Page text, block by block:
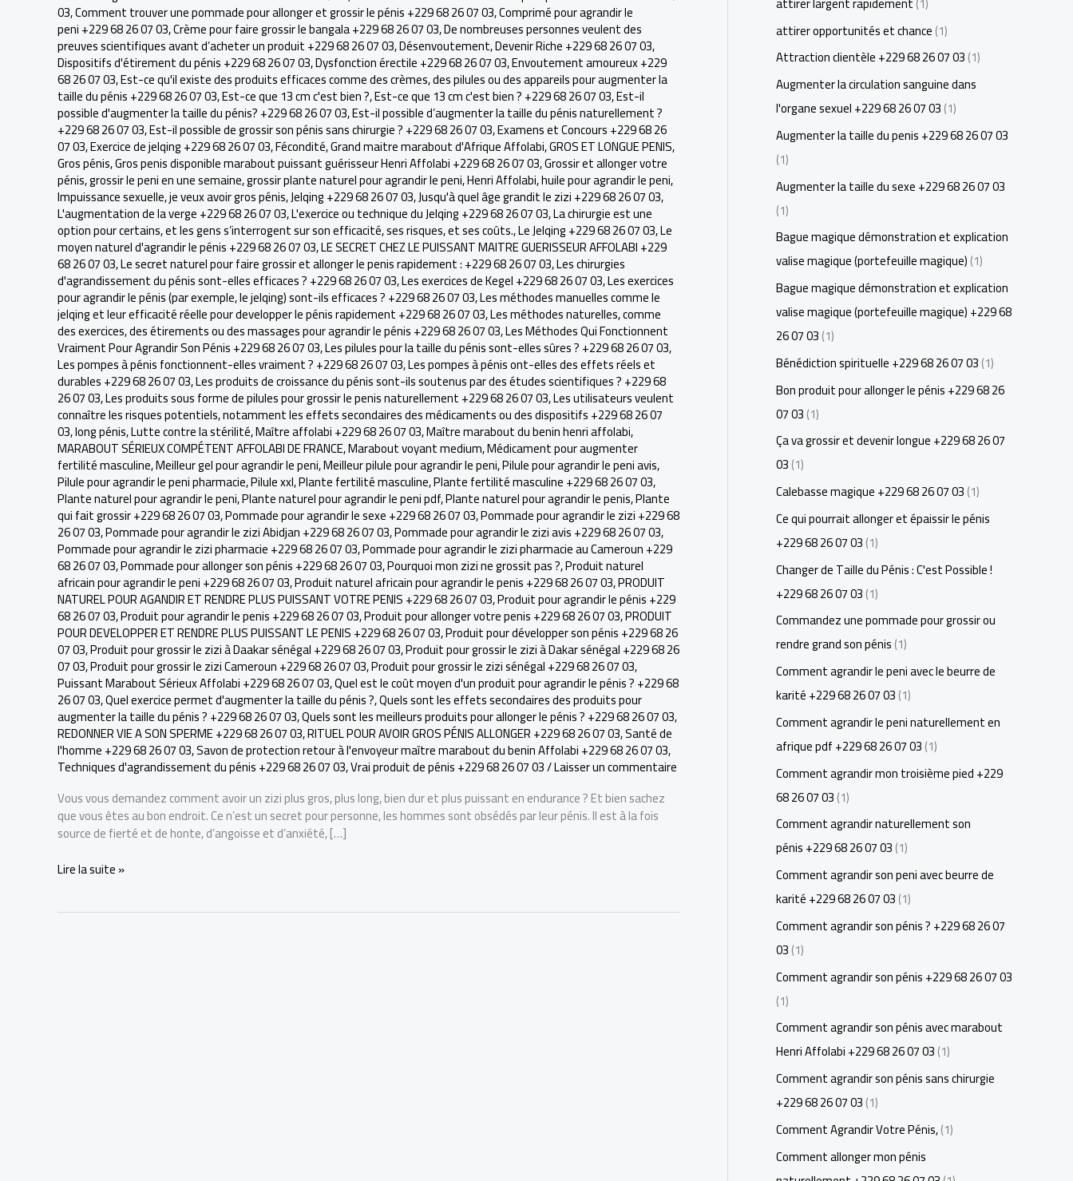
03,Comment trouver une pommade pour allonger et grossir le pénis +229 68 26 07 03,Comprimé pour agrandir le
peni +229 68 26 07 03,Crème pour faire grossir le bangala +229 68 26 07 03,De nombreuses personnes veulent des
preuves scientifiques avant d’acheter un produit +229 68 26 07 03,Désenvoutement,Devenir Riche +229 68 26 07 03,
Dispositifs d'étirement du pénis +229 68 26 07 03,Dysfonction érectile +229 68 26 07 03,Envoutement amoureux +229
68 26 07 03,Est-ce qu'il existe des produits efficaces comme des crèmes, des pilules ou des appareils pour augmenter la
taille du pénis +229 68 26 07 03,Est-ce que 13 cm c'est bien ?,Est-ce que 13 cm c'est bien ? +229 68 26 07 03,Est-il
possible d'augmenter la taille du pénis? +229 68 26 07 03,Est-il possible d’augmenter la taille du pénis naturellement ?
+229 68 26 07 03,Est-il possible de grossir son pénis sans chirurgie ? +229 68 26 07 03,Examens et Concours +229 68 26
07 03,Exercice de jelqing +229 68 26 07 03,Fécondité,Grand maitre marabout d'Afrique Affolabi,GROS ET LONGUE PENIS,
Gros pénis,Gros penis disponible marabout puissant guérisseur Henri Affolabi +229 68 26 07 03,Grossir et allonger votre
pénis,grossir le peni en une semaine,grossir plante naturel pour agrandir le peni,Henri Affolabi,huile pour agrandir le peni,
Impuissance sexuelle,je veux avoir gros pénis,Jelqing +229 68 26 07 03,Jusqu'à quel âge grandit le zizi +229 68 26 07 03,
L'augmentation de la verge +229 68 26 07 03,L'exercice ou technique du Jelqing +229 68 26 07 03,La chirurgie est une
option pour certains, et les gens s’interrogent sur son efficacité, ses risques, et ses coûts.,Le Jelqing +229 68 26 07 03,Le
moyen naturel d'agrandir le pénis +229 68 26 07 03,LE SECRET CHEZ LE PUISSANT MAITRE GUERISSEUR AFFOLABI +229
68 26 07 03,Le secret naturel pour faire grossir et allonger le penis rapidement : +229 68 26 07 03,Les chirurgies
d'agrandissement du pénis sont-elles efficaces ? +229 68 26 07 03,Les exercices de Kegel +229 68 26 07 03,Les exercices
pour agrandir le pénis (par exemple, le jelqing) sont-ils efficaces ? +229 68 26 07 03,Les méthodes manuelles comme le
jelqing et leur efficacité réelle pour developper le pénis rapidement +229 68 26 07 03,Les méthodes naturelles, comme
des exercices, des étirements ou des massages pour agrandir le pénis +229 68 26 07 03,Les Méthodes Qui Fonctionnent
Vraiment Pour Agrandir Son Pénis +229 68 26 07 03,Les pilules pour la taille du pénis sont-elles sûres ? +229 68 26 07 03,
Les pompes à pénis fonctionnent-elles vraiment ? +229 68 26 07 03,Les pompes à pénis ont-elles des effets réels et
durables +229 68 26 07 03,Les produits de croissance du pénis sont-ils soutenus par des études scientifiques ? +229 68
26 07 03,Les produits sous forme de pilules pour grossir le penis naturellement +229 68 26 07 03,Les utilisateurs veulent
connaître les risques potentiels, notamment les effets secondaires des médicaments ou des dispositifs +229 68 26 07
03,long pénis,Lutte contre la stérilité,Maître affolabi +229 68 26 07 03,Maître marabout du benin henri affolabi,
MARABOUT SÉRIEUX COMPÉTENT AFFOLABI DE FRANCE,Marabout voyant medium,Médicament pour augmenter
fertilité masculine,Meilleur gel pour agrandir le peni,Meilleur pilule pour agrandir le peni,Pilule pour agrandir le peni avis,
Pilule pour agrandir le peni pharmacie,Pilule xxl,Plante fertilité masculine,Plante fertilité masculine +229 68 26 07 03,
Plante naturel pour agrandir le peni,Plante naturel pour agrandir le peni pdf,Plante naturel pour agrandir le penis,Plante
qui fait grossir +229 68 26 07 03,Pommade pour agrandir le sexe +229 68 26 07 03,Pommade pour agrandir le zizi +229 68
26 07 03,Pommade pour agrandir le zizi Abidjan +229 68 26 07 03,Pommade pour agrandir le zizi avis +229 68 26 07 03,
Pommade pour agrandir le zizi pharmacie +229 68 26 07 03,Pommade pour agrandir le zizi pharmacie au Cameroun +229
68 26 07 03,Pommade pour allonger son pénis +229 68 26 07 03,Pourquoi mon zizi ne grossit pas ?,Produit naturel
africain pour agrandir le peni +229 68 26 07 03,Produit naturel africain pour agrandir le penis +229 68 26 07 03,PRODUIT
NATUREL POUR AGANDIR ET RENDRE PLUS PUISSANT VOTRE PENIS +229 68 26 07 03,Produit pour agrandir le pénis +229
68 26 07 03,Produit pour agrandir le penis +229 68 26 07 03,Produit pour allonger votre penis +229 68 26 07 03,PRODUIT
POUR DEVELOPPER ET RENDRE PLUS PUISSANT LE PENIS +229 68 26 07 03,Produit pour développer son pénis +229 68 26
07 03,Produit pour grossir le zizi à Daakar sénégal +229 68 26 07 03,Produit pour grossir le zizi à Dakar sénégal +229 68 26
07 03,Produit pour grossir le zizi Cameroun +229 68 26 07 03,Produit pour grossir le zizi sénégal +229 68 26 07 03,
Puissant Marabout Sérieux Affolabi +229 68 26 07 03,Quel est le coût moyen d'un produit pour agrandir le pénis ? +229 68
26 07 03,Quel exercice permet d'augmenter la taille du pénis ?,Quels sont les effets secondaires des produits pour
augmenter la taille du pénis ? +229 68 26 07 03,Quels sont les meilleurs produits pour allonger le pénis ? +229 68 26 07 03,
REDONNER VIE A SON SPERME +229 68 26 07 03,RITUEL POUR AVOIR GROS PÉNIS ALLONGER +229 68 26 07 03,Santé de
l'homme +229 68 26 07 03,Savon de protection retour à l'envoyeur maître marabout du benin Affolabi +229 68 26 07 03,
Techniques d'agrandissement du pénis +229 68 26 07 03,Vrai produit de pénis +229 68 26 07 03/Laisser un commentaire
Vous vous demandez comment avoir un zizi plus gros, plus long, bien dur et plus puissant en endurance ? Et bien sachez
que vous êtes au bon endroit. Ce n’est un secret pour personne, les hommes sont obsédés par leur pénis. Il est à la fois
source de fierté et de honte, d’angoisse et d’anxiété, […]
Le
pour
Lire la suite »
attirer opportunités et chance(1)
Attraction clientèle +229 68 26 07 03(1)
Augmenter la circulation sanguine dans
l'organe sexuel +229 68 26 07 03(1)
Augmenter la taille du penis +229 68 26 07 03
(1)
Augmenter la taille du sexe +229 68 26 07 03
(1)
Bague magique démonstration et explication
valise magique (portefeuille magique)(1)
Bague magique démonstration et explication
valise magique (portefeuille magique) +229 68
26 07 03(1)
Bénédiction spirituelle +229 68 26 07 03(1)
Bon produit pour allonger le pénis +229 68 26
07 03(1)
Ça va grossir et devenir longue +229 68 26 07
03(1)
Calebasse magique +229 68 26 07 03(1)
Ce qui pourrait allonger et épaissir le pénis
+229 68 26 07 03(1)
Changer de Taille du Pénis : C'est Possible !
+229 68 26 07 03(1)
Commandez une pommade pour grossir ou
rendre grand son pénis(1)
Comment agrandir le peni avec le beurre de
karité +229 68 26 07 03(1)
Comment agrandir le peni naturellement en
afrique pdf +229 68 26 07 03(1)
Comment agrandir mon troisième pied +229
68 26 07 03(1)
Comment agrandir naturellement son
pénis +229 68 26 07 03(1)
Comment agrandir son peni avec beurre de
karité +229 68 26 07 03(1)
Comment agrandir son pénis ? +229 68 26 07
03(1)
Comment agrandir son pénis +229 68 26 07 03
(1)
Comment agrandir son pénis avec marabout
Henri Affolabi +229 68 26 07 03(1)
Comment agrandir son pénis sans chirurgie
+229 68 26 07 03(1)
Comment Agrandir Votre Pénis,(1)
Comment allonger mon pénis